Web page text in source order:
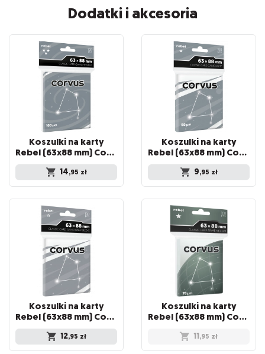
Dodatki i akcesoria
Koszulki na karty
Rebel (63x88 mm) Corvus Premium, 100 sztuk
14,95 zł
Koszulki na karty
Rebel (63x88 mm) Corvus Light, 100 sztuk
9,95 zł
Koszulki na karty
Rebel (63x88 mm) Corvus Inner Sleeve Light, 100 sztuk
12,95 zł
Koszulki na karty
Rebel (63x88 mm) Corvus Medium, 100 sztuk
11,95 zł